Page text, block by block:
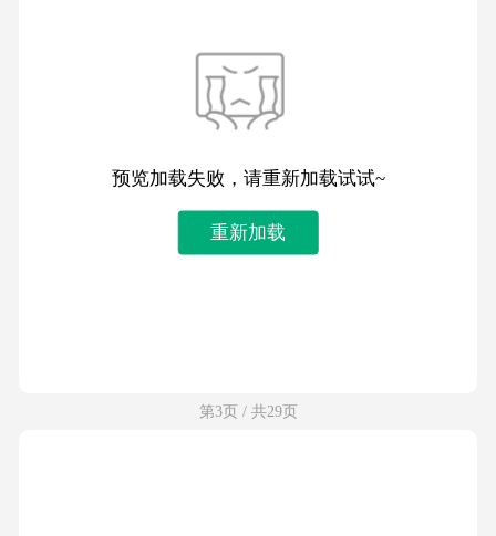
预览加载失败，请重新加载试试~
重新加载
第3页 / 共29页